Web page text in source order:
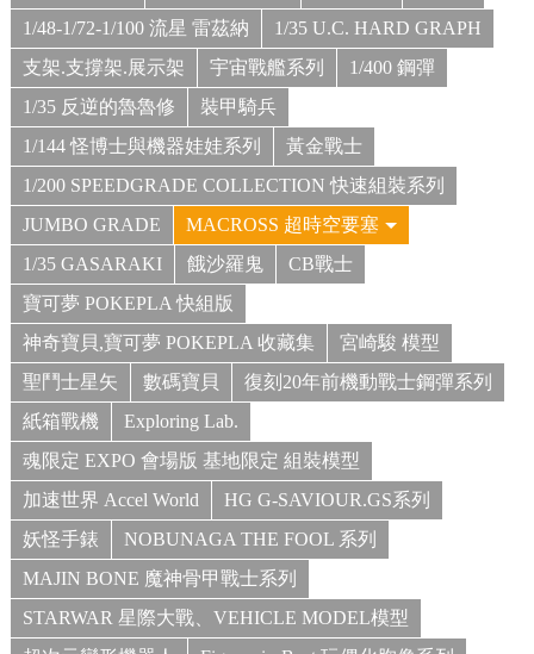
1/48-1/72-1/100 流星 雷茲納
1/35 U.C. HARD GRAPH
支架.支撐架.展示架
宇宙戰艦系列
1/400 鋼彈
1/35 反逆的魯魯修
裝甲騎兵
1/144 怪博士與機器娃娃系列
黃金戰士
1/200 SPEEDGRADE COLLECTION 快速組裝系列
JUMBO GRADE
MACROSS 超時空要塞
1/35 GASARAKI
餓沙羅鬼
CB戰士
寶可夢 POKEPLA 快組版
神奇寶貝,寶可夢 POKEPLA 收藏集
宮崎駿 模型
聖鬥士星矢
數碼寶貝
復刻20年前機動戰士鋼彈系列
紙箱戰機
Exploring Lab.
魂限定 EXPO 會場版 基地限定 組裝模型
加速世界 Accel World
HG G-SAVIOUR.GS系列
妖怪手錶
NOBUNAGA THE FOOL 系列
MAJIN BONE 魔神骨甲戰士系列
STARWAR 星際大戰、VEHICLE MODEL模型